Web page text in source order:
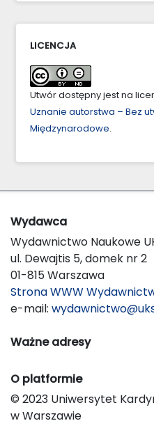
LICENCJA
Utwór dostępny jest na
Uznanie autorstwa – Bez
Międzynarodowe.
Wydawca
Wydawnictwo Naukowe
ul. Dewajtis 5, domek nr 2
01-815 Warszawa
Strona WWW
e-mail:
Ważne adresy
O platformie
© 2023 Uniwersytet
w Warszawie